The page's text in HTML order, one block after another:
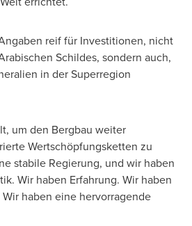
reif für Investitionen, nicht
Schildes, sondern auch,
in der Superregion
um den Bergbau weiter
Wertschöpfungsketten zu
stabile Regierung, und wir haben
Wir haben Erfahrung. Wir haben
haben eine hervorragende